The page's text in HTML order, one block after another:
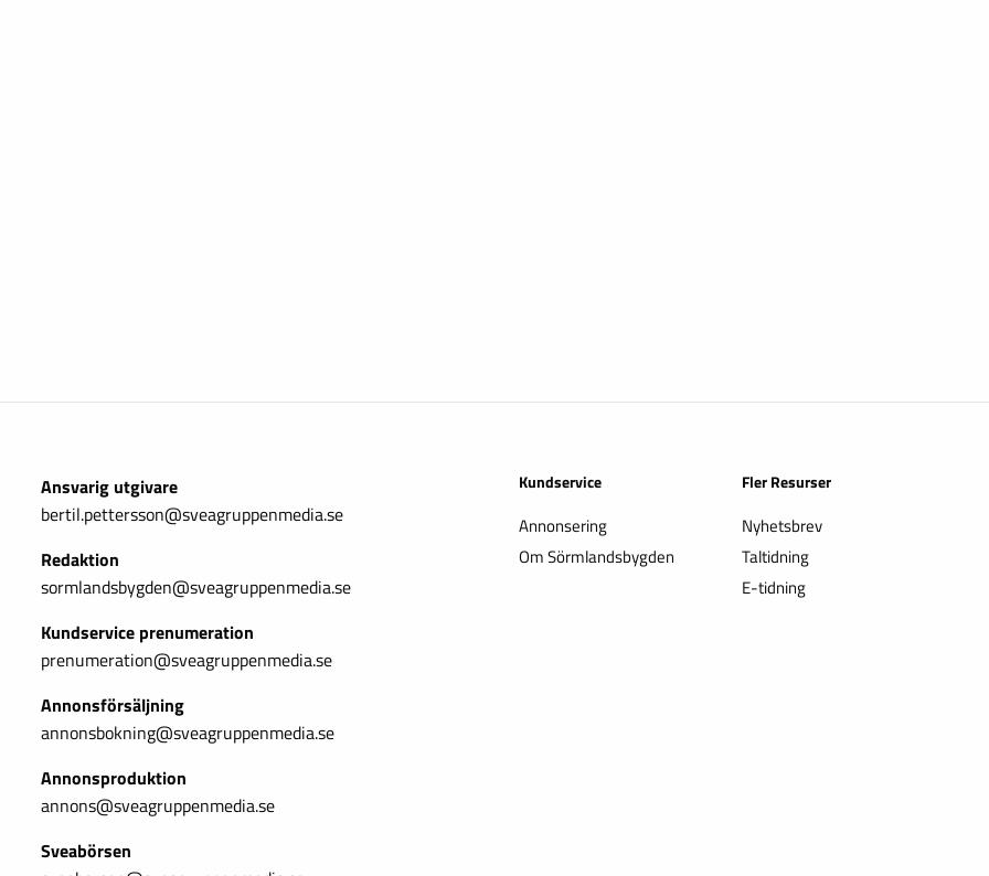
Ansvarig utgivare
bertil.pettersson@sveagruppenmedia.se
Redaktion
sormlandsbygden@sveagruppenmedia.se
Kundservice prenumeration
prenumeration@sveagruppenmedia.se
Annonsförsäljning
annonsbokning@sveagruppenmedia.se
Annonsproduktion
annons@sveagruppenmedia.se
Sveabörsen
Kundservice
Annonsering
Om Sörmlandsbygden
Fler Resurser
Nyhetsbrev
Taltidning
E-tidning